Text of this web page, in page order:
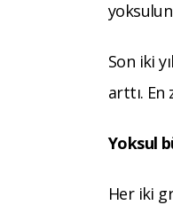
Son iki
arttı. En
Yoksul
Her iki